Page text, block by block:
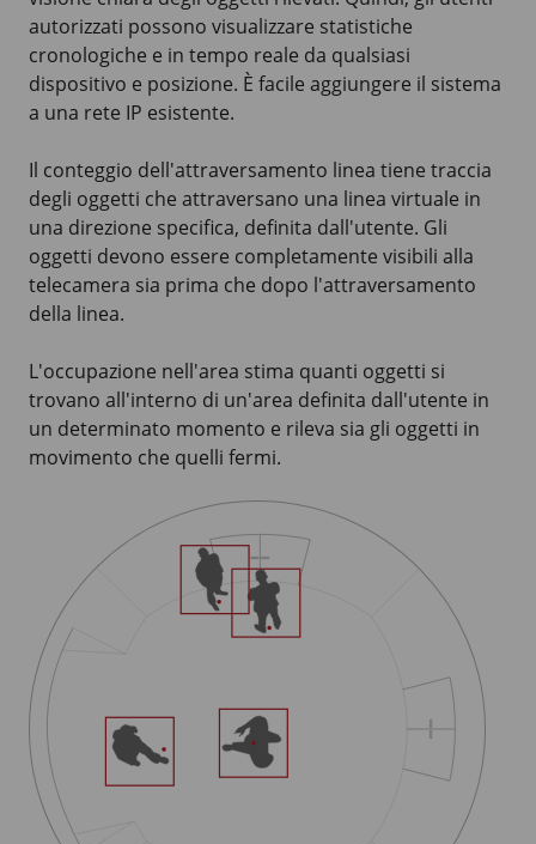
autorizzati possono visualizzare statistiche
cronologiche e in tempo reale da qualsiasi
dispositivo e posizione. È facile aggiungere il sistema
a una rete IP esistente.
Il conteggio dell'attraversamento linea tiene traccia
degli oggetti che attraversano una linea virtuale in
una direzione specifica, definita dall'utente. Gli
oggetti devono essere completamente visibili alla
telecamera sia prima che dopo l'attraversamento
della linea.
L'occupazione nell'area stima quanti oggetti si
trovano all'interno di un'area definita dall'utente in
un determinato momento e rileva sia gli oggetti in
movimento che quelli fermi.